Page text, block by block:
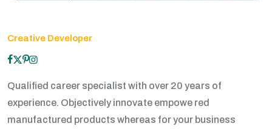
Creative Developer
Qualified career specialist with over 20 years of
experience. Objectively innovate empowe red
manufactured products whereas for your business